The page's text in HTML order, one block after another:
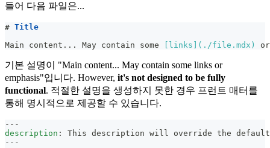
들어 다음 파일은...
# Title
Main content... May contain some
links ]( ./file.mdx )
기본 설명이 "Main content... May contain some links or
emphasis"입니다. However, it's not designed to be fully
functional. 적절한 설명을 생성하지 못한 경우 프런트 매터를
통해 명시적으로 제공할 수 있습니다.
---
description :
This description will override the
---